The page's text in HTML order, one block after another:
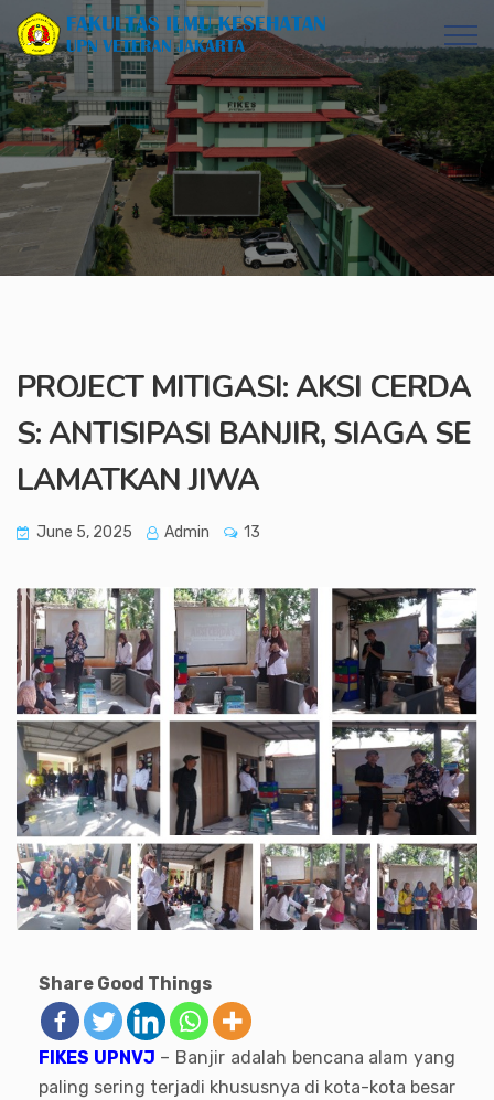
PROJECT MITIGASI: AKSI CERDA
S: ANTISIPASI BANJIR, SIAGA SE
LAMATKAN JIWA
June 5, 2025 Admin 13
Share Good Things
FIKES UPNVJ – Banjir adalah bencana alam yang
paling sering terjadi khususnya di kota-kota besar